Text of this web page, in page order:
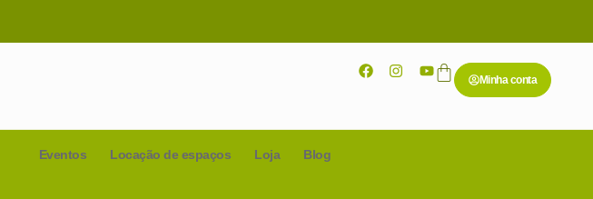
Eventos Locação de espaços Loja Blog
Minha conta